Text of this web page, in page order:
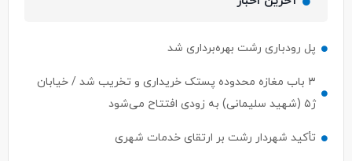
۳ باب مغازه محدوده پستک خریداری و تخریب شد / خیابان
تأکید شهردار رشت بر ارتقای خدمات شهری
ابر قهرمانان مرموز، نخستین سریال ابرقهرمانی ایران